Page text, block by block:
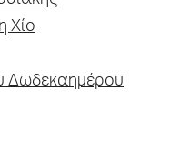
Χίο
Δωδεκαημέρου